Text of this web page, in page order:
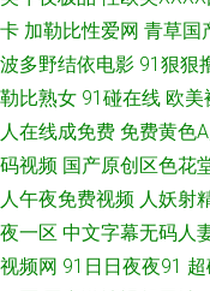
美123视频 亚洲成aV人电
小说 91在线观看免费高清
拍第一页 国产aa网站 日日
观看污 爱豆传媒免费播放
國產AV天美傳媒 亚洲色图
卡 加勒比性爱网 青草国
波多野结依电影 91狠狠
勒比熟女 91碰在线 欧美
人在线成免费 免费黄色
码视频 国产原创区色花
人午夜免费视频 人妖射
夜一区 中文字幕无码人
视频网 91日日夜夜91